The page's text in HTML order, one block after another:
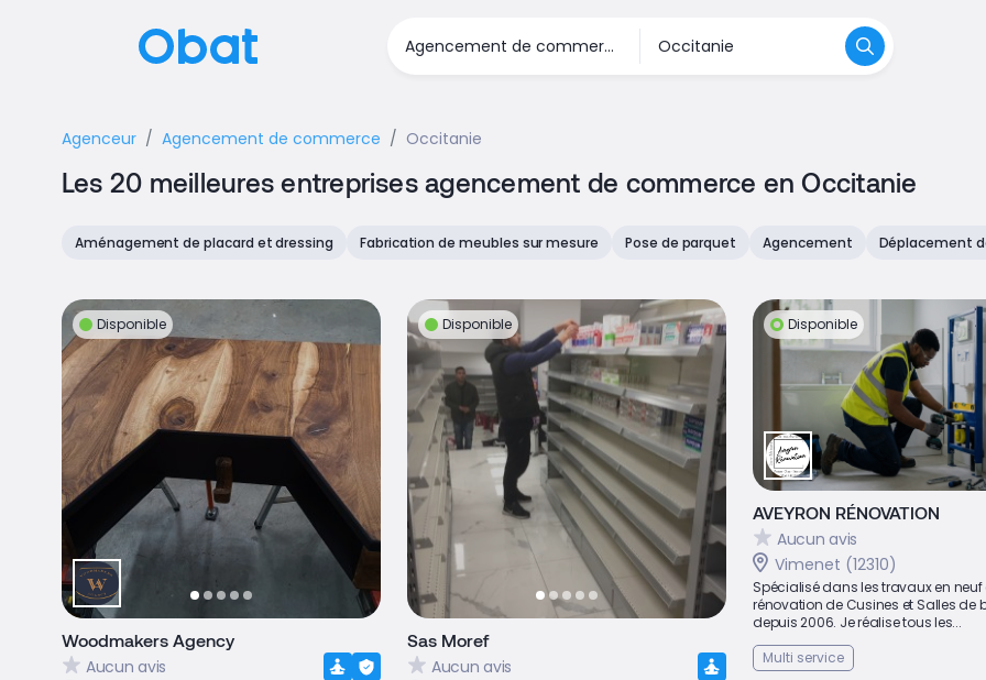
Agenceur Agencement de commerce Occitanie
Les 20 meilleures entreprises agencement de commerce en Occitanie
Aménagement de placard et dressing Fabrication de meubles sur mesure Pose de parquet Agencement Déplacement
Disponible
Woodmakers Agency
Aucun avis
Disponible
Sas Moref
Aucun avis
Disponible
AVEYRON RÉNOVATION
Aucun avis
Vimenet (12310)
Spécialisé dans les travaux en neuf
rénovation de Cusines et Salles de
depuis 2006. Je réalise tous les...
Multi service